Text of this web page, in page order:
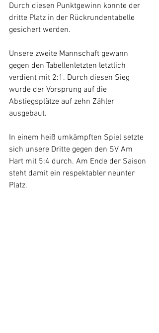
Durch diesen Punktgewinn konnte der
dritte Platz in der Rückrundentabelle
gesichert werden.
Unsere zweite Mannschaft gewann
gegen den Tabellenletzten letztlich
verdient mit 2:1. Durch diesen Sieg
wurde der Vorsprung auf die
Abstiegsplätze auf zehn Zähler
ausgebaut.
In einem heiß umkämpften Spiel setzte
sich unsere Dritte gegen den SV Am
Hart mit 5:4 durch. Am Ende der Saison
steht damit ein respektabler neunter
Platz.